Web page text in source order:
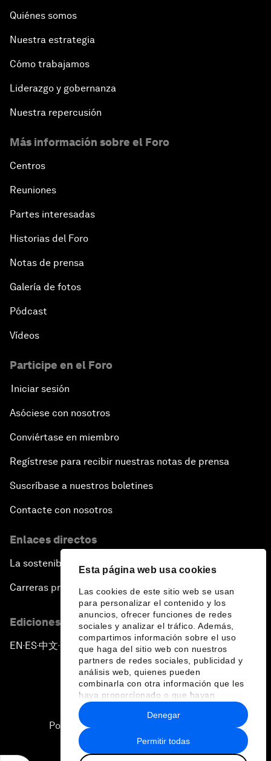
Esta página web usa cookies
Las cookies de este sitio web se usan
para personalizar el contenido y los
anuncios, ofrecer funciones de redes
sociales y analizar el tráfico. Además,
compartimos información sobre el uso
que haga del sitio web con nuestros
partners de redes sociales, publicidad y
análisis web, quienes pueden
combinarla con otra información que les
haya proporcionado o que hayan
recopilado a partir del uso que haya
hecho de sus servicios.
Permitir todas
Denegar
Quiénes somos
Nuestra estrategia
Cómo trabajamos
Liderazgo y gobernanza
Nuestra repercusión
Más información sobre el Foro
Centros
Reuniones
Partes interesadas
Historias del Foro
Notas de prensa
Galería de fotos
Pódcast
Vídeos
Participe en el Foro
Iniciar sesión
Asóciese con nosotros
Conviértase en miembro
Regístrese para recibir nuestras notas de prensa
Suscríbase a nuestros boletines
Contacte con nosotros
Enlaces directos
La sostenibilidad en el Foro
Carreras profesionales
Ediciones en otros idiomas
EN ▪ ES▪中文▪ 日本語
Política de privacidad y normas de uso